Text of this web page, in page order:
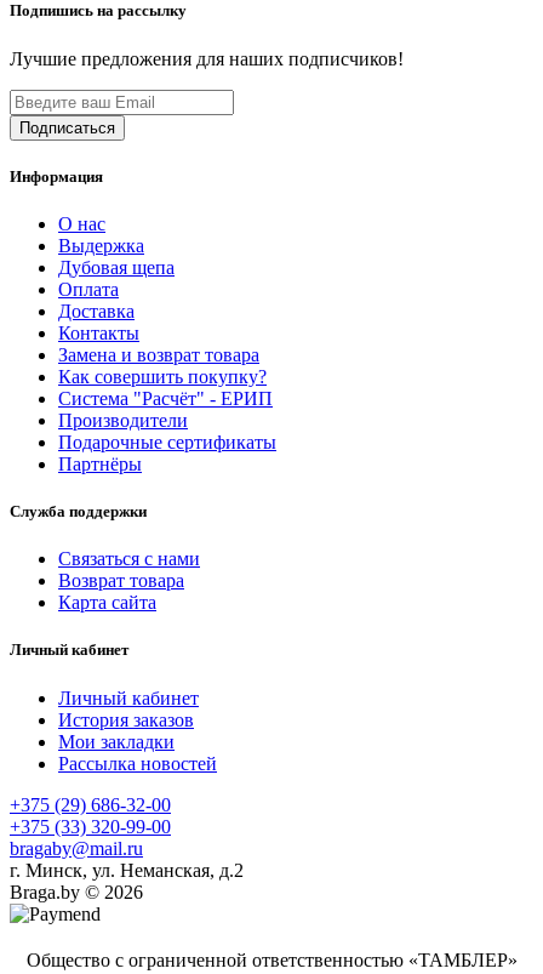
Подпишись на рассылку
Лучшие предложения для наших подписчиков!
Информация
О нас
Выдержка
Дубовая щепа
Оплата
Доставка
Контакты
Замена и возврат товара
Как совершить покупку?
Система "Расчёт" - ЕРИП
Производители
Подарочные сертификаты
Партнёры
Служба поддержки
Связаться с нами
Возврат товара
Карта сайта
Личный кабинет
Личный кабинет
История заказов
Мои закладки
Рассылка новостей
+375 (29) 686-32-00
+375 (33) 320-99-00
bragaby@mail.ru
г. Минск, ул. Неманская, д.2
Braga.by © 2026
Общество с ограниченной ответственностью «ТАМБЛЕР»